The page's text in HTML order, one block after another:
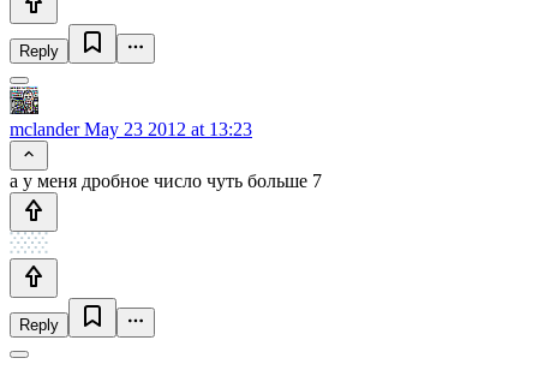
Reply
mclanderMay 23 2012 at 13:23
а у меня дробное число чуть больше 7
Reply